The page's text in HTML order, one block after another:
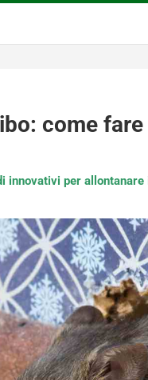
come fare
innovativi per